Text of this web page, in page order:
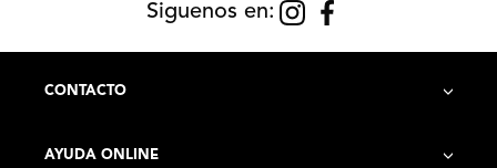
Siguenos en:
CONTACTO
AYUDA ONLINE